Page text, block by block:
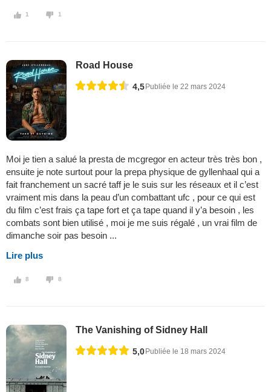
1 1
Road House
4,5Publiée le 22 mars 2024
Moi je tien a salué la presta de mcgregor en acteur très très bon ,
ensuite je note surtout pour la prepa physique de gyllenhaal qui a
fait franchement un sacré taff je le suis sur les réseaux et il c’est
vraiment mis dans la peau d’un combattant ufc , pour ce qui est
du film c’est frais ça tape fort et ça tape quand il y’a besoin , les
combats sont bien utilisé , moi je me suis régalé , un vrai film de
dimanche soir pas besoin ...
Lire plus
8 8
The Vanishing of Sidney Hall
5,0 Publiée le 18 mars 2024